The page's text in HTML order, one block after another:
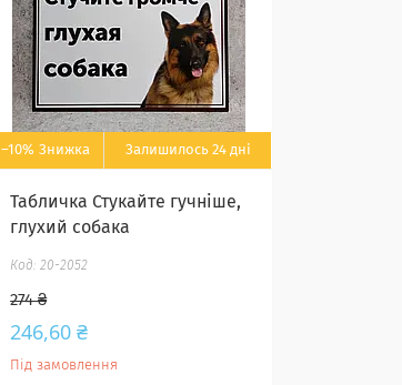
–10% Залишилось 24 дні
Табличка Стукайте гучніше,
глухий собака
20-2052
274 ₴
246,60 ₴
Під замовлення